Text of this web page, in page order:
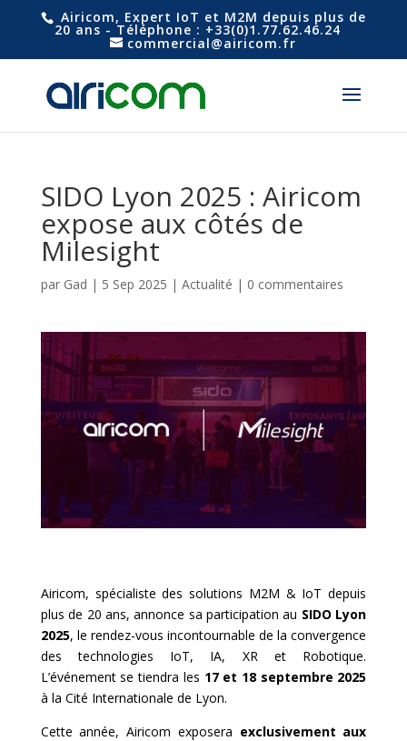
Airicom, Expert IoT et M2M depuis plus de
20 ans - Téléphone : +33(0)1.77.62.46.24
commercial@airicom.fr
SIDO Lyon 2025 : Airicom
expose aux côtés de
Milesight
par Gad | 5 Sep 2025 | Actualité | 0 commentaires
Airicom, spécialiste des solutions M2M & IoT depuis
plus de 20 ans, annonce sa participation au SIDO Lyon
2025, le rendez-vous incontournable de la convergence
des technologies IoT, IA, XR et Robotique.
L’événement se tiendra les 17 et 18 septembre 2025
à la Cité Internationale de Lyon.
Cette année, Airicom exposera exclusivement aux